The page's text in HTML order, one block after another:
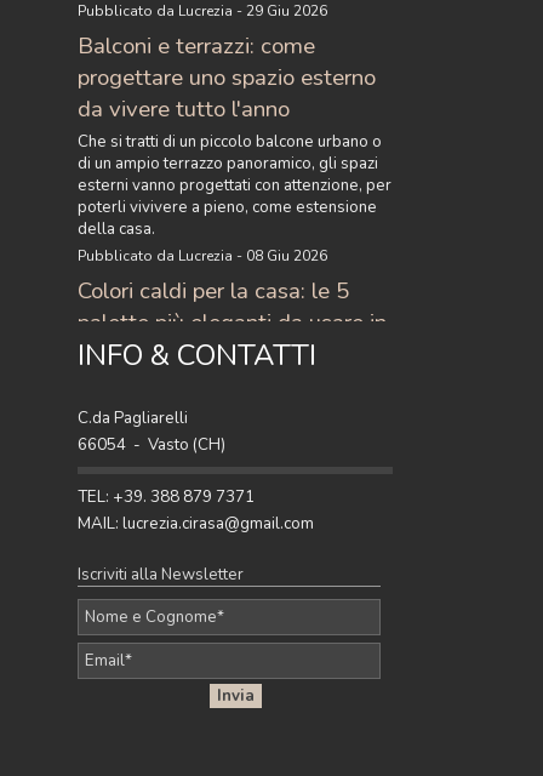
INFO & CONTATTI
C.da Pagliarelli
66054 - Vasto (CH)
TEL: +39. 388 879 7371
MAIL: lucrezia.cirasa@gmail.com
Pubblicato da Lucrezia - 29 Giu 2026
Balconi e terrazzi: come
progettare uno spazio esterno
da vivere tutto l'anno
Che si tratti di un piccolo balcone urbano o
di un ampio terrazzo panoramico, gli spazi
esterni vanno progettati con attenzione, per
poterli vivivere a pieno, come estensione
della casa.
Pubblicato da Lucrezia - 08 Giu 2026
Colori caldi per la casa: le 5
palette più eleganti da usare in
casa
del momento: 5 palette raffinate con
terracotta, ocra, caramello e ruggine per
arredare con stile.
Iscriviti alla Newsletter